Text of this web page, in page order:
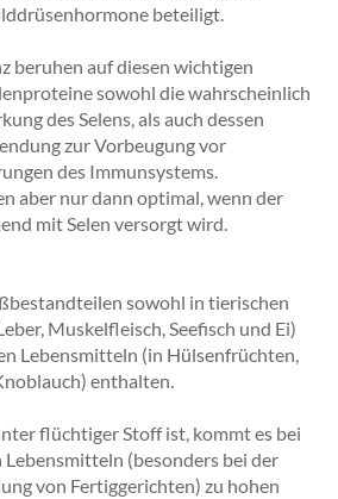
beteiligt.
beruhen auf diesen wichtigen
sowohl die wahrscheinlich
des Selens, als auch dessen
zur Vorbeugung vor
des Immunsystems.
aber nur dann optimal, wenn der
mit Selen versorgt wird.
sowohl in tierischen
Muskelfleisch, Seefisch und Ei)
Lebensmitteln (in Hülsenfrüchten,
enthalten.
flüchtiger Stoff ist, kommt es bei
(besonders bei der
von Fertiggerichten) zu hohen